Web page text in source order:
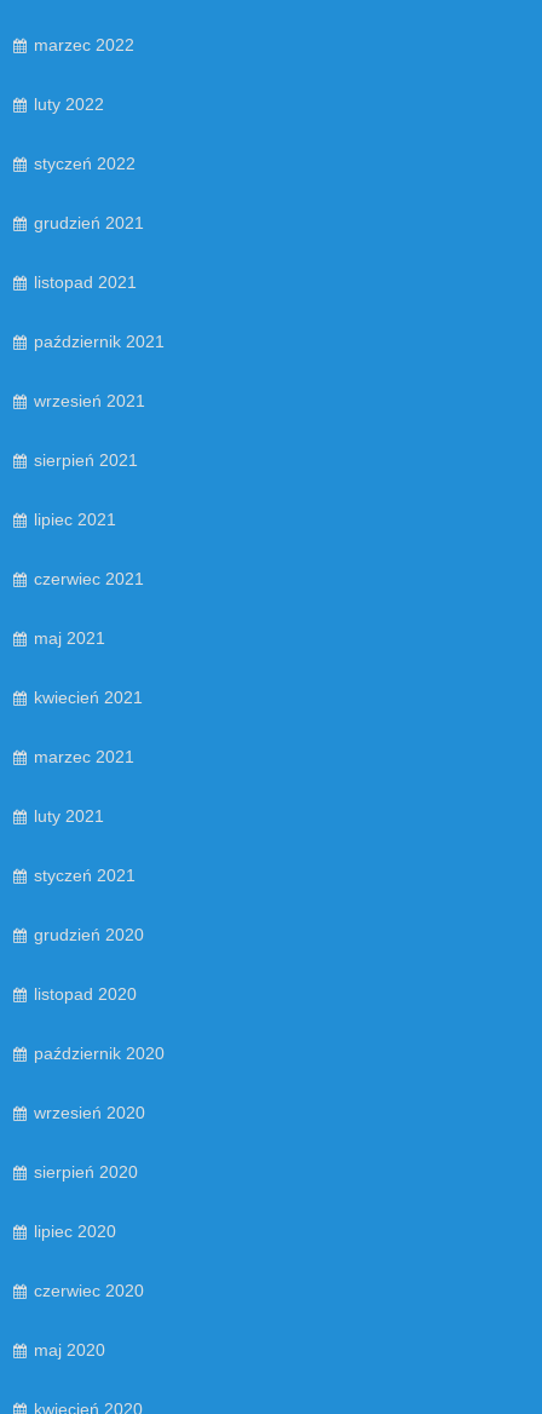
marzec 2022
luty 2022
styczeń 2022
grudzień 2021
listopad 2021
październik 2021
wrzesień 2021
sierpień 2021
lipiec 2021
czerwiec 2021
maj 2021
kwiecień 2021
marzec 2021
luty 2021
styczeń 2021
grudzień 2020
listopad 2020
październik 2020
wrzesień 2020
sierpień 2020
lipiec 2020
czerwiec 2020
maj 2020
kwiecień 2020